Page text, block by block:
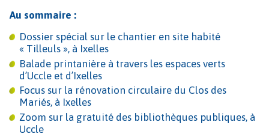
Au sommaire :
Dossier spécial sur le chantier en site habité
« Tilleuls », à Ixelles
Balade printanière à travers les espaces verts
d’Uccle et d’Ixelles
Focus sur la rénovation circulaire du Clos des
Mariés, à Ixelles
Zoom sur la gratuité des bibliothèques publiques, à
Uccle